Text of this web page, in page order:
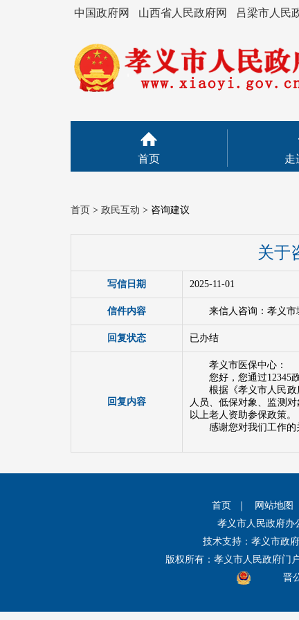
中国政府网 山西省人民政府网 吕梁市人民
首页 走
首页 > 政民互动 > 咨询建议
关于
写信日期 2025-11-01
信件内容 来信人咨询：孝义市
回复状态 已办结
回复内容
孝义市医保中心：
您好，您通过12345
根据《孝义市人民
人员、低保对象、监测
以上老人资助参保政策。
感谢您对我们工作的
首页 网站地图
孝义市人民政府
技术支持：孝义市政
版权所有：孝义市人民政府门
晋